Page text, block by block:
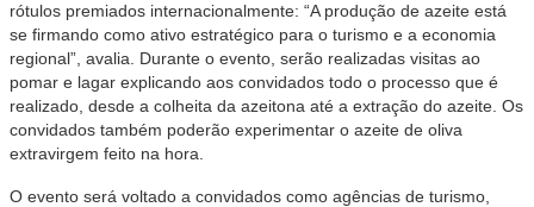
rótulos premiados internacionalmente: “A produção de azeite está
se firmando como ativo estratégico para o turismo e a economia
regional”, avalia. Durante o evento, serão realizadas visitas ao
pomar e lagar explicando aos convidados todo o processo que é
realizado, desde a colheita da azeitona até a extração do azeite. Os
convidados também poderão experimentar o azeite de oliva
extravirgem feito na hora.
O evento será voltado a convidados como agências de turismo,